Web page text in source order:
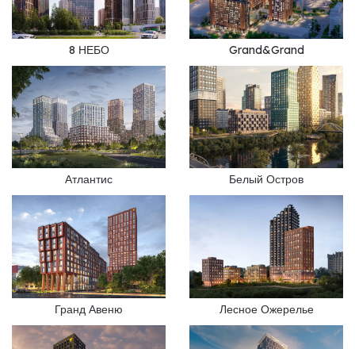
8 НЕБО Grand&Grand
Атлантис Белый Остров
Гранд Авеню Лесное Ожерелье